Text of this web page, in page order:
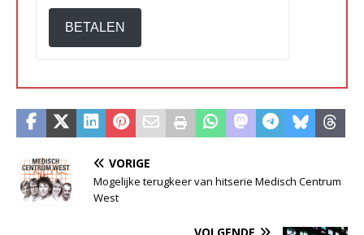
BETALEN
VORIGE
Mogelijke terugkeer van hitserie Medisch Centrum
West
VOLGENDE